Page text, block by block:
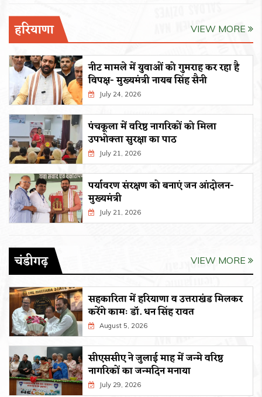
हरियाणा VIEW MORE
नीट मामले में युवाओं को गुमराह कर रहा है
विपक्ष- मुख्यमंत्री नायब सिंह सैनी
July 24, 2026
पंचकूला में वरिष्ठ नागरिकों को मिला
उपभोक्ता सुरक्षा का पाठ
July 21, 2026
पर्यावरण संरक्षण को बनाएं जन आंदोलन-
मुख्यमंत्री
July 21, 2026
चंडीगढ़ VIEW MORE
सहकारिता में हरियाणा व उत्तराखंड मिलकर
करेंगे कामः डाॅ. धन सिंह रावत
August 5, 2026
सीएससीए ने जुलाई माह में जन्मे वरिष्ठ
नागरिकों का जन्मदिन मनाया
July 29, 2026